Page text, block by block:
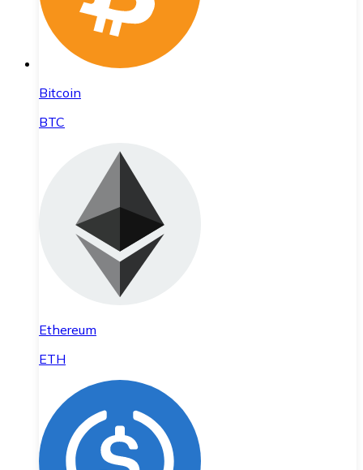
Bitcoin
BTC
Ethereum
ETH